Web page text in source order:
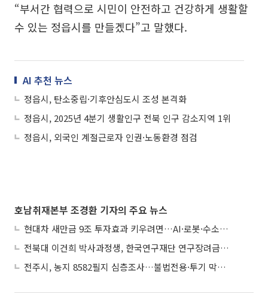
“부서간 협력으로 시민이 안전하고 건강하게 생활할
수 있는 정읍시를 만들겠다”고 말했다.
AI 추천 뉴스
정읍시, 탄소중립·기후안심도시 조성 본격화
정읍시, 2025년 4분기 생활인구 전북 인구 감소지역 1위
정읍시, 외국인 계절근로자 인권·노동환경 점검
호남취재본부 조경환 기자의 주요 뉴스
현대차 새만금 9조 투자효과 키우려면…AI·로봇·수소 공공기관 집적화 시급
전북대 이건희 박사과정생, 한국연구재단 연구장려금 선정
전주시, 농지 8582필지 심층조사…불법전용·투기 막는다